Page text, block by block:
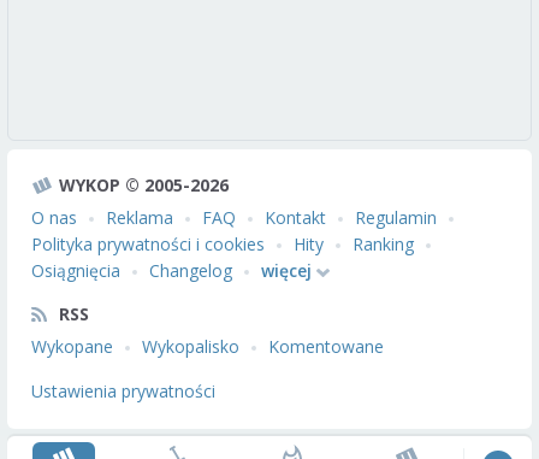
WYKOP © 2005-2026
O nas
Reklama FAQ Kontakt
Regulamin
Polityka prywatności i cookies
Hity
Ranking
Osiągnięcia
Changelog
więcej
RSS
Wykopane
Wykopalisko
Komentowane
Ustawienia prywatności